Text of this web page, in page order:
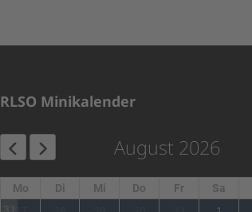
RLSO Minikalender
August 2026
Mo Di Mi Do Fr Sa